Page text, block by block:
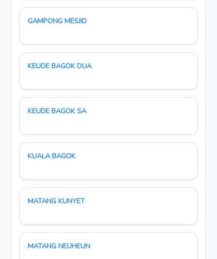
GAMPONG MESJID
KEUDE BAGOK DUA
KEUDE BAGOK SA
KUALA BAGOK
MATANG KUNYET
MATANG NEUHEUN